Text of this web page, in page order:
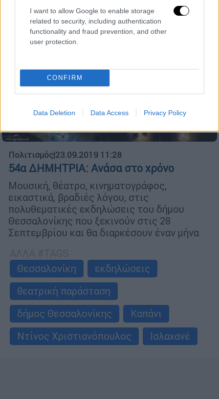
I want to allow Google to enable storage
related to security, including authentication
functionality and fraud prevention, and other
user protection.
CONFIRM
Data Deletion Data Access Privacy Policy
Πολιτισμός|23.09.2019 11:28
54α ΔΗΜΗΤΡΙΑ: Ανάσα στο χρόνο
Μουσική, θέατρο, κινηματογράφος,
εικαστικά, βραδιές λόγου, στις
πολυθεματικές εκδηλώσεις του δήμου
Θεσσαλονίκης που ξεκινούν στις 28
Σεπτεμβρίου και θα διαρκέσουν έναν μήνα
Θεσσαλονίκη
εκδηλώσεις
θεατρική παράσταση
δήμος Θεσσαλονίκης
Καπάνι
Ντίνος Χριστιανόπουλος
Ισλαχανέ